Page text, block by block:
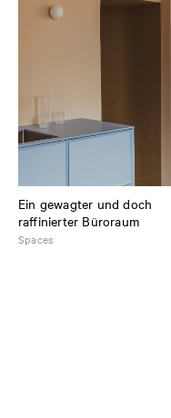
Ein gewagter und doch
raffinierter Büroraum
Spaces